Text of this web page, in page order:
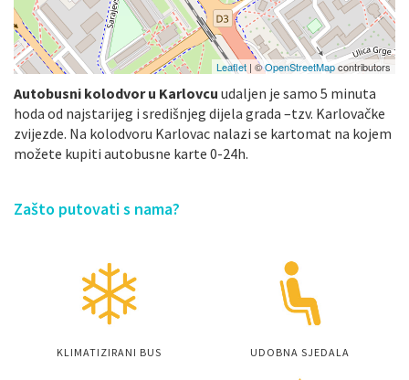
Leaflet | ©OpenStreetMapcontributors
Autobusni kolodvor u Karlovcu udaljen je samo 5 minuta
hoda od najstarijeg i središnjeg dijela grada –tzv. Karlovačke
zvijezde. Na kolodvoru Karlovac nalazi se kartomat na kojem
možete kupiti autobusne karte 0-24h.
Zašto putovati s nama?
KLIMATIZIRANI BUS UDOBNA SJEDALA